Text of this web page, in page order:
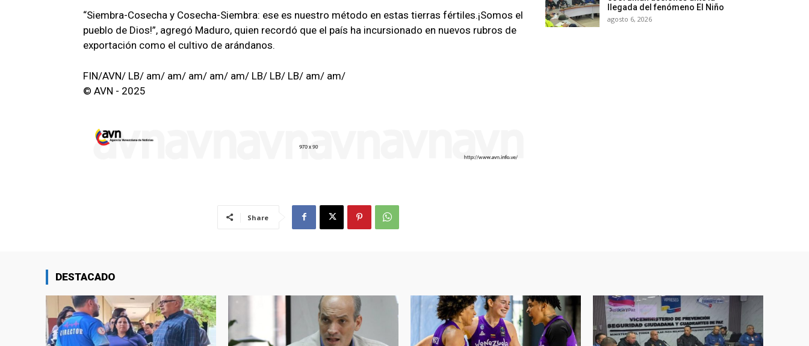
“Siembra-Cosecha y Cosecha-Siembra: ese es nuestro método en estas tierras fértiles.¡Somos el
pueblo de Dios!”, agregó Maduro, quien recordó que el país ha incursionado en nuevos rubros de
exportación como el cultivo de arándanos.
FIN/AVN/ LB/ am/ am/ am/ am/ am/ LB/ LB/ LB/ am/ am/
© AVN - 2025
Share
llegada del fenómeno El Niño
agosto 6, 2026
DESTACADO